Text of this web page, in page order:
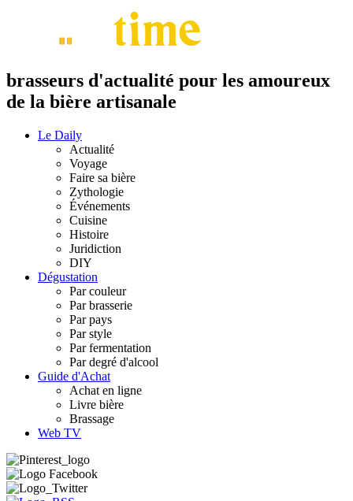
brasseurs d'actualité pour les amoureux
de la bière artisanale
Le Daily
Actualité
Voyage
Faire sa bière
Zythologie
Événements
Cuisine
Histoire
Juridiction
DIY
Dégustation
Par couleur
Par brasserie
Par pays
Par style
Par fermentation
Par degré d'alcool
Guide d'Achat
Achat en ligne
Livre bière
Brassage
Web TV